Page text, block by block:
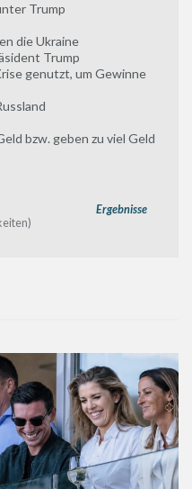
Trump
die Ukraine
Trump
genutzt, um Gewinne
bzw. geben zu viel Geld
Ergebnisse